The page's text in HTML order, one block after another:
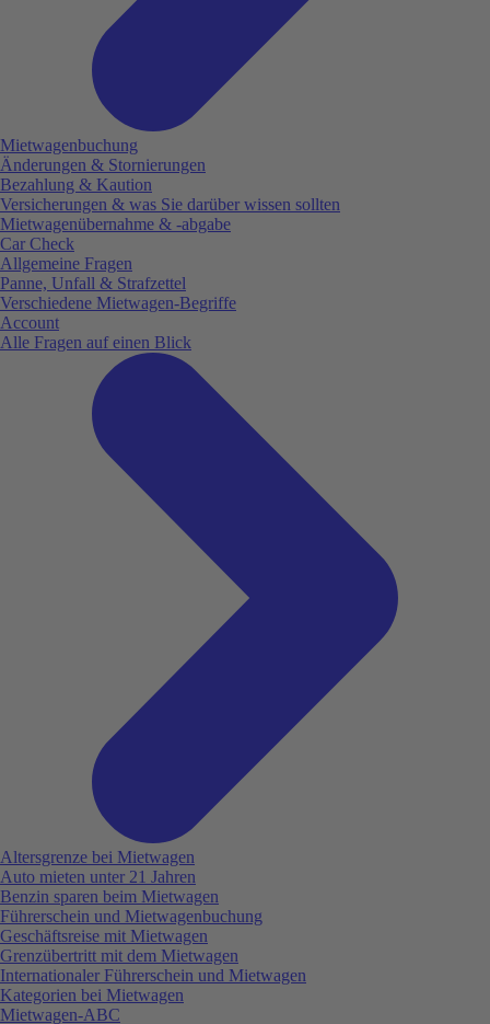
Mietwagenbuchung
Änderungen & Stornierungen
Bezahlung & Kaution
Versicherungen & was Sie darüber wissen sollten
Mietwagenübernahme & -abgabe
Car Check
Allgemeine Fragen
Panne, Unfall & Strafzettel
Verschiedene Mietwagen-Begriffe
Account
Alle Fragen auf einen Blick
Altersgrenze bei Mietwagen
Auto mieten unter 21 Jahren
Benzin sparen beim Mietwagen
Führerschein und Mietwagenbuchung
Geschäftsreise mit Mietwagen
Grenzübertritt mit dem Mietwagen
Internationaler Führerschein und Mietwagen
Kategorien bei Mietwagen
Mietwagen-ABC